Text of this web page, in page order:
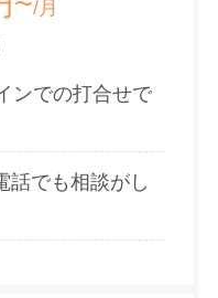
/月
ンでの打合せで
話でも相談がし